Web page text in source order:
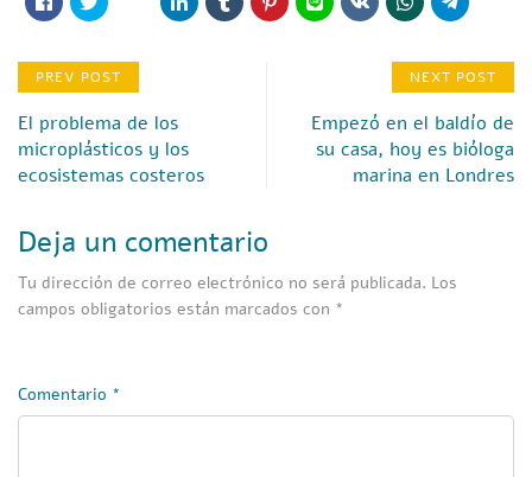
PREV POST
El problema de los
microplásticos y los
ecosistemas costeros
NEXT POST
Empezó en el baldío de
su casa, hoy es bióloga
marina en Londres
Deja un comentario
Tu dirección de correo electrónico no será publicada. Los
campos obligatorios están marcados con *
Comentario *